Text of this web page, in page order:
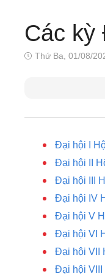
Các kỳ
Thứ Ba, 01/08/
Đại hội I
Đại hội II
Đại hội III
Đại hội IV
Đại hội V
Đại hội VI
Đại hội VII
Đại hội VIII